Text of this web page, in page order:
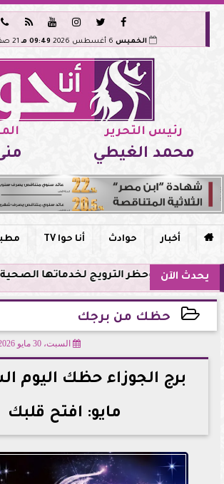






الخميس 09:49 مـ 21 صفر 1448
رئيس التحرير
محمد الغيطي
 أخبار حوادث أنا حوا TV
يحدث الآن زلزال بقوة 5.9 ريختر يشعر به سكان القاهرة وعدة الترويج لخدماتها الصحية
حظك من برجك
السبت، 30 مايو 2026
مايو: افتح قلبك